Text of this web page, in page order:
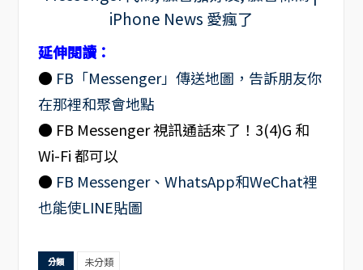
延伸閱讀：
● FB「Messenger」傳送地圖，告訴朋友你
在那裡和聚會地點
● FB Messenger 視訊通話來了！3(4)G 和
Wi-Fi 都可以
● FB Messenger、WhatsApp和WeChat裡
也能使LINE貼圖
分類 未分類